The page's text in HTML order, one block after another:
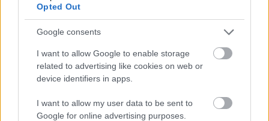
Opted Out
Google consents
I want to allow Google to enable storage
related to advertising like cookies on web or
device identifiers in apps.
I want to allow my user data to be sent to
Google for online advertising purposes.
egyértelműen bemutatni nagyon nehéz. Sok
kommentben olvasom, hogy tv filmes jellege van,
meg tök unalmas. Most őszintén, ez egy oknyomozó
újságírós film, nem lehet minden 5 percben valami
nagy drámai jelenet. Inkább arra törekedtek, hogy
valósághűen ábrázoljanak egy már kint is
kihalófélben lévő szakmát. Plusz, akinek uncsi volt,
az nem tudom mit várt, hogy mutassanak a
bántalmazásokból? Akkor meg azt mondják rá, hogy